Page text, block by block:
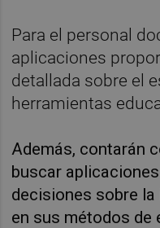
Para el personal
aplicaciones
detallada sobre el
herramientas
Además, contarán
buscar
decisiones sobre
en sus métodos de